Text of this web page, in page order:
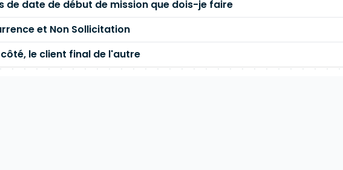
de date de début de mission que dois-je faire
et Non Sollicitation
côté, le client final de l'autre